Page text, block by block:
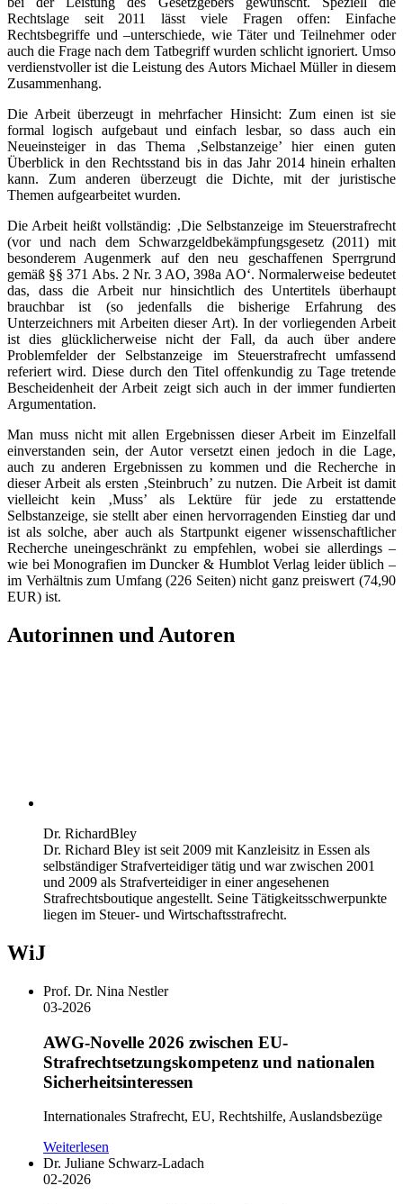
Rechtslage seit 2011 lässt viele Fragen offen: Einfache
Rechtsbegriffe und –unterschiede, wie Täter und Teilnehmer oder
auch die Frage nach dem Tatbegriff wurden schlicht ignoriert. Umso
verdienstvoller ist die Leistung des Autors Michael Müller in diesem
Zusammenhang.
Die Arbeit überzeugt in mehrfacher Hinsicht: Zum einen ist sie
formal logisch aufgebaut und einfach lesbar, so dass auch ein
Neueinsteiger in das Thema ‚Selbstanzeige’ hier einen guten
Überblick in den Rechtsstand bis in das Jahr 2014 hinein erhalten
kann. Zum anderen überzeugt die Dichte, mit der juristische
Themen aufgearbeitet wurden.
Die Arbeit heißt vollständig: ‚Die Selbstanzeige im Steuerstrafrecht
(vor und nach dem Schwarzgeldbekämpfungsgesetz (2011) mit
besonderem Augenmerk auf den neu geschaffenen Sperrgrund
gemäß §§ 371 Abs. 2 Nr. 3 AO, 398a AO‘. Normalerweise bedeutet
das, dass die Arbeit nur hinsichtlich des Untertitels überhaupt
brauchbar ist (so jedenfalls die bisherige Erfahrung des
Unterzeichners mit Arbeiten dieser Art). In der vorliegenden Arbeit
ist dies glücklicherweise nicht der Fall, da auch über andere
Problemfelder der Selbstanzeige im Steuerstrafrecht umfassend
referiert wird. Diese durch den Titel offenkundig zu Tage tretende
Bescheidenheit der Arbeit zeigt sich auch in der immer fundierten
Argumentation.
Man muss nicht mit allen Ergebnissen dieser Arbeit im Einzelfall
einverstanden sein, der Autor versetzt einen jedoch in die Lage,
auch zu anderen Ergebnissen zu kommen und die Recherche in
dieser Arbeit als ersten ‚Steinbruch’ zu nutzen. Die Arbeit ist damit
vielleicht kein ‚Muss’ als Lektüre für jede zu erstattende
Selbstanzeige, sie stellt aber einen hervorragenden Einstieg dar und
ist als solche, aber auch als Startpunkt eigener wissenschaftlicher
Recherche uneingeschränkt zu empfehlen, wobei sie allerdings –
wie bei Monografien im Duncker & Humblot Verlag leider üblich –
im Verhältnis zum Umfang (226 Seiten) nicht ganz preiswert (74,90
EUR) ist.
Autorinnen und Autoren
Dr. RichardBley
Dr. Richard Bley ist seit 2009 mit Kanzleisitz in Essen als
selbständiger Strafverteidiger tätig und war zwischen 2001
und 2009 als Strafverteidiger in einer angesehenen
Strafrechtsboutique angestellt. Seine Tätigkeitsschwerpunkte
liegen im Steuer- und Wirtschaftsstrafrecht.
WiJ
Prof. Dr. Nina Nestler
03-2026
AWG-Novelle 2026 zwischen EU-
Strafrechtsetzungskompetenz und nationalen
Sicherheitsinteressen
Internationales Strafrecht, EU, Rechtshilfe, Auslandsbezüge
Weiterlesen
Dr. Juliane Schwarz-Ladach
02-2026